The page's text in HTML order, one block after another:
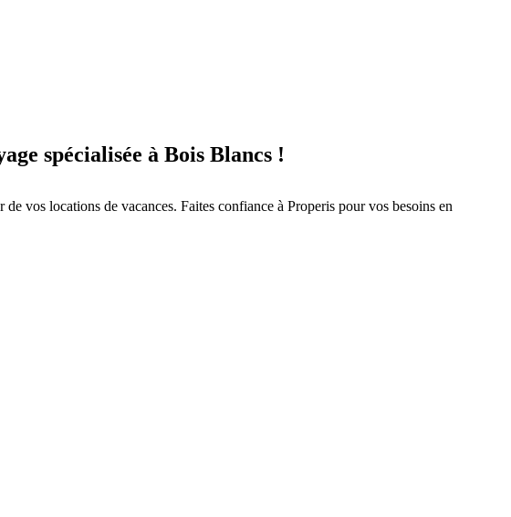
spécialisée à Bois Blancs !
vos locations de vacances. Faites confiance à Properis pour vos besoins en